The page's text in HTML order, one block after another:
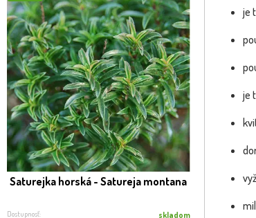
Saturejka horská - Satureja montana
Dostupnosť: skladom
je
je